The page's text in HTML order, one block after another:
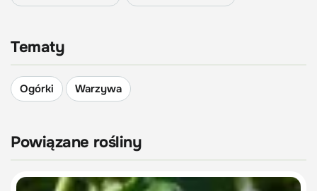
Tematy
Ogórki Warzywa
Powiązane rośliny